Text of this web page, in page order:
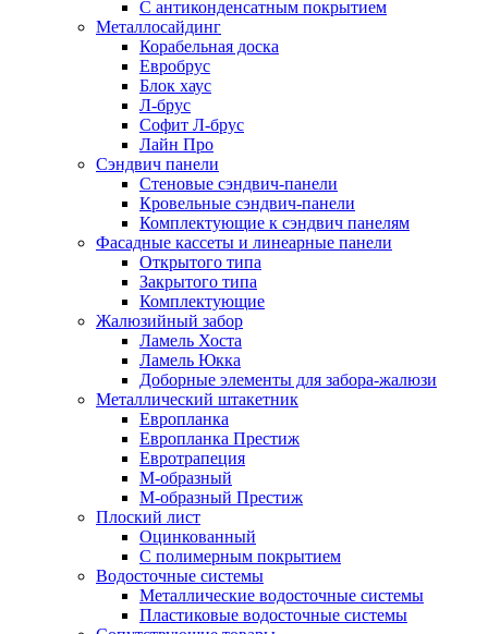
С антиконденсатным покрытием
Металлосайдинг
Корабельная доска
Евробрус
Блок хаус
Л-брус
Софит Л-брус
Лайн Про
Сэндвич панели
Стеновые сэндвич-панели
Кровельные сэндвич-панели
Комплектующие к сэндвич панелям
Фасадные кассеты и линеарные панели
Открытого типа
Закрытого типа
Комплектующие
Жалюзийный забор
Ламель Хоста
Ламель Юкка
Доборные элементы для забора-жалюзи
Металлический штакетник
Европланка
Европланка Престиж
Евротрапеция
М-образный
М-образный Престиж
Плоский лист
Оцинкованный
С полимерным покрытием
Водосточные системы
Металлические водосточные системы
Пластиковые водосточные системы